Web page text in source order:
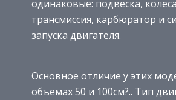
одинаковые: подвеска,
трансмиссия, карбюратор и
запуска двигателя.
Основное отличие у этих
объемах 50 и 100см?.. Тип